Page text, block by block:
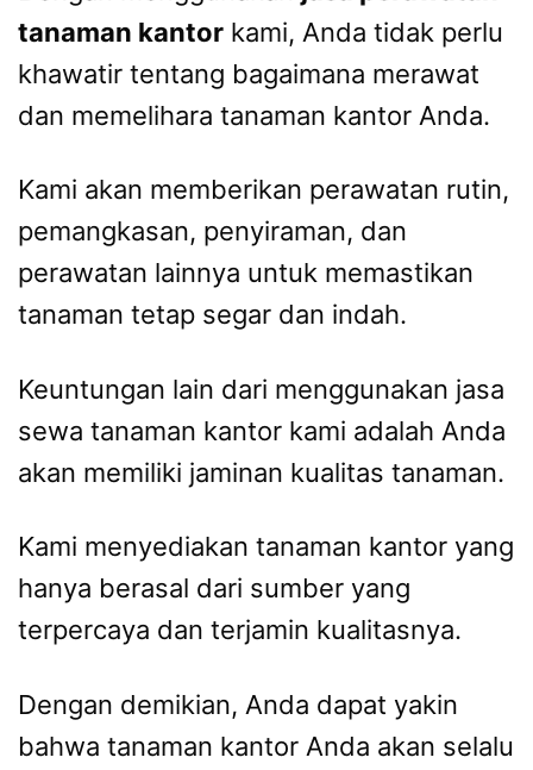
tanaman kantor kami, Anda tidak perlu
khawatir tentang bagaimana merawat
dan memelihara tanaman kantor Anda.
Kami akan memberikan perawatan rutin,
pemangkasan, penyiraman, dan
perawatan lainnya untuk memastikan
tanaman tetap segar dan indah.
Keuntungan lain dari menggunakan jasa
sewa tanaman kantor kami adalah Anda
akan memiliki jaminan kualitas tanaman.
Kami menyediakan tanaman kantor yang
hanya berasal dari sumber yang
terpercaya dan terjamin kualitasnya.
Dengan demikian, Anda dapat yakin
bahwa tanaman kantor Anda akan selalu